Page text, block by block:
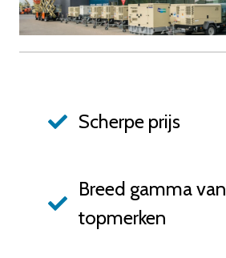
Scherpe prijs
Breed gamma van
topmerken